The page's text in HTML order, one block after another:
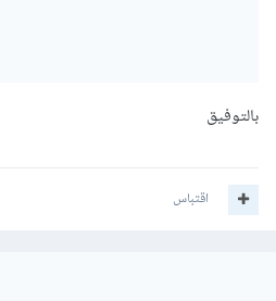
بالتوفيق
اقتباس